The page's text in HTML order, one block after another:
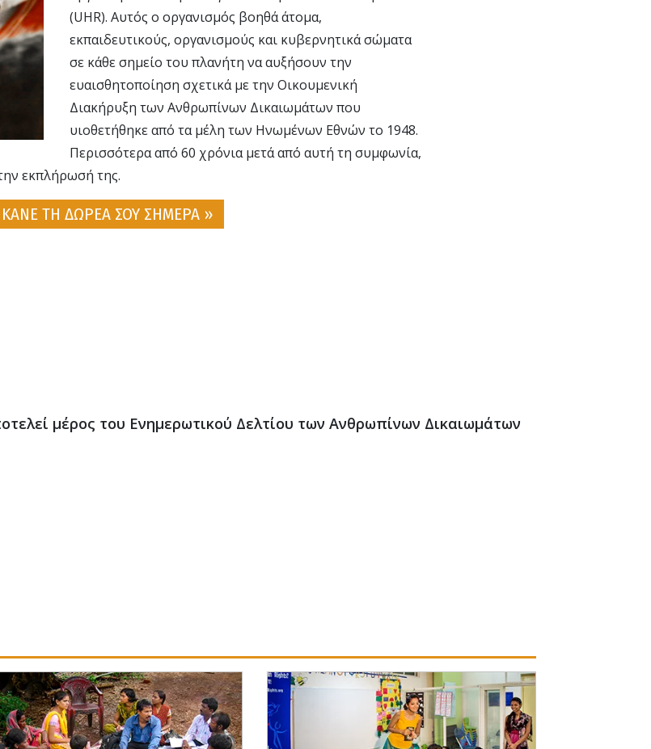
(UHR). Αυτός ο οργανισμός βοηθά άτομα,
εκπαιδευτικούς, οργανισμούς και κυβερνητικά σώματα
σε κάθε σημείο του πλανήτη να αυξήσουν την
ευαισθητοποίηση σχετικά με την Οικουμενική
Διακήρυξη των Ανθρωπίνων Δικαιωμάτων που
υιοθετήθηκε από τα μέλη των Ηνωμένων Εθνών το 1948.
Περισσότερα από 60 χρόνια μετά από αυτή τη συμφωνία,
εκπλήρωσή της.
ΚΑΝΕ ΤΗ ΔΩΡΕΑ ΣΟΥ ΣΗΜΕΡΑ »
μέρος του Ενημερωτικού Δελτίου των Ανθρωπίνων Δικαιωμάτων